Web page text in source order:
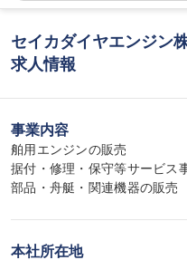
セイカダイヤエンジン
求人情報
事業内容
舶用エンジンの販売
据付・修理・保守等サービス
部品・舟艇・関連機器の販売
本社所在地